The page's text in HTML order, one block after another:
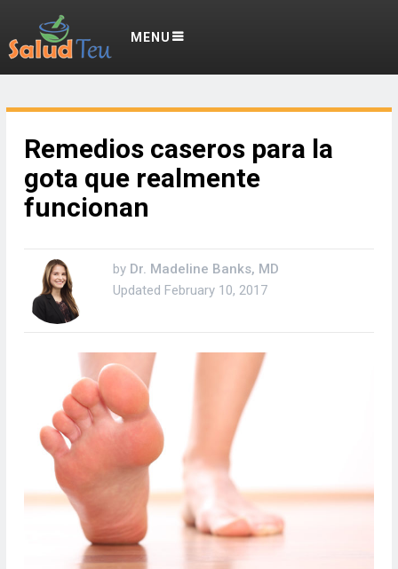
MENU
Remedios caseros para la
gota que realmente
funcionan
by Dr. Madeline Banks, MD
Updated February 10, 2017